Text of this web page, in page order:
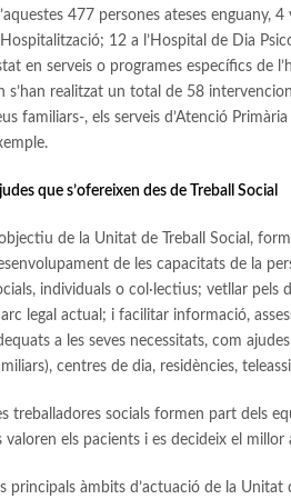
477 persones ateses enguany,
12 a l’Hospital de Dia
en serveis o programes específics de
s’han realitzat un total de 58
familiars-, els serveis d’Atenció
que s’ofereixen des de Treball Social
de la Unitat de Treball Social,
de les capacitats de la
individuals o col·lectius; vetllar pels
legal actual; i facilitar informació,
a les seves necessitats, com
centres de dia, residències,
treballadores socials formen part dels
valoren els pacients i es decideix el
principals àmbits d’actuació de la Unitat